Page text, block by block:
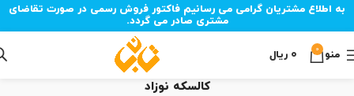
به اطلاع مشتریان گرامی می رسانیم فاکتور فروش رسمی در صورت تقاضای
مشتری صادر می گردد.
منو 0 ۰ ریال
کالسکه نوزاد